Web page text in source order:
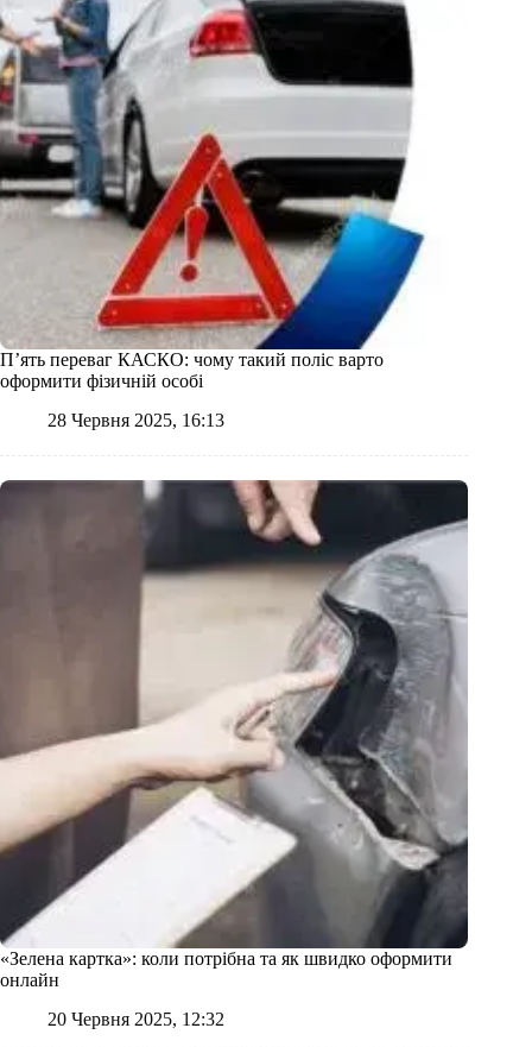
П’ять переваг КАСКО: чому такий поліс варто
оформити фізичній особі
28 Червня 2025, 16:13
«Зелена картка»: коли потрібна та як швидко оформити
онлайн
20 Червня 2025, 12:32